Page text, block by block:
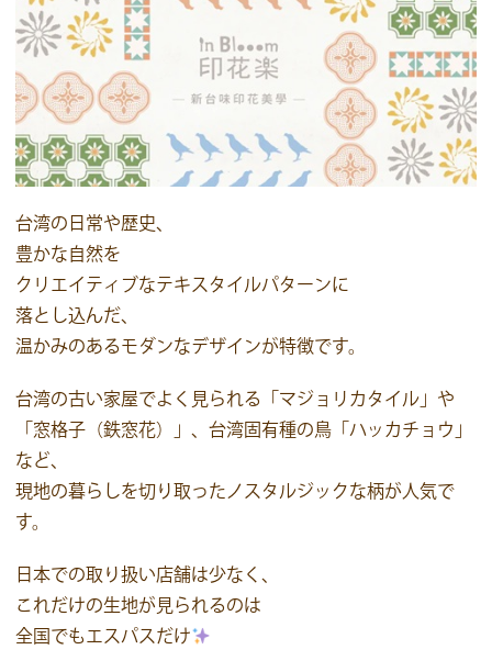
台湾の日常や歴史、
豊かな自然を
クリエイティブなテキスタイルパターンに
落とし込んだ、
温かみのあるモダンなデザインが特徴です。
台湾の古い家屋でよく見られる「マジョリカタイル」や
「窓格子（鉄窓花）」、台湾固有種の鳥「ハッカチョウ」
など、
現地の暮らしを切り取ったノスタルジックな柄が人気で
す。
日本での取り扱い店舗は少なく、
これだけの生地が見られるのは
全国でもエスパスだけ